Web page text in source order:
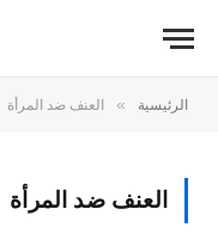
الرئيسية » العنف ضد المرأة
العنف ضد المرأة